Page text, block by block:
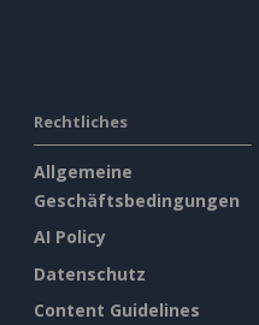
Rechtliches
Allgemeine
Geschäftsbedingungen
AI Policy
Datenschutz
Content Guidelines